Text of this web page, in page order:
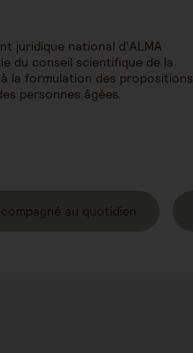
juridique national d’ALMA
du conseil scientifique de la
à la formulation des propositions
personnes âgées.
au quotidien